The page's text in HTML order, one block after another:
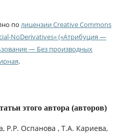
по лицензии Creative Commons
NoDerivatives» («Атрибуция —
— Без производных
.
этого автора (авторов)
Р.Р. Оспанова , Т.А. Кариева,